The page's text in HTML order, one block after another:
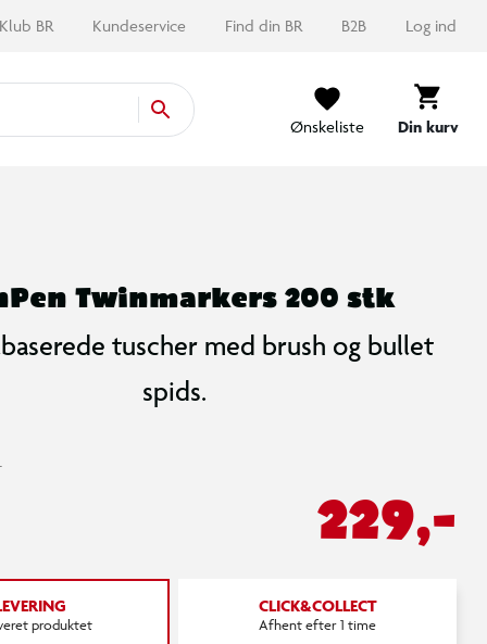
Klub BR Kundeservice Find din BR B2B Log ind
Ønskeliste Din kurv
Twinmarkers 200 stk
tuscher med brush og bullet
spids.
229,-
produktet
CLICK&COLLECT
Afhent efter 1 time